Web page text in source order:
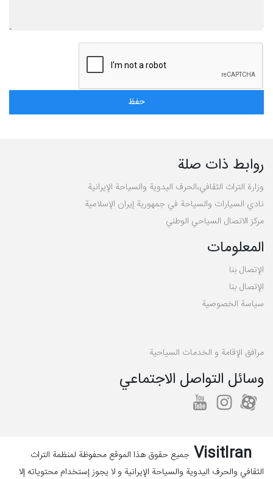
روابط ذات صلة
وزارة التراث الثقافي،الحرف اليدوية والسياحة الإيرانية
نادي السيارات والسياحة في جمهورية إيران الإسلامية
مركز الاتصال السياحي الوطني
المعلومات
الإتصال بنا
الإتصال بنا
سیاسة الخصوصية
مرافق الإقامة و الخدمات السياحية
وسائل التواصل الاجتماعي
VisitIran جمیع حقوق هذا الموقع محفوظة لمنظمة التراث
الثقافي والحرف اليدوية والسياحة الإیرانية و لا یجوز إستخدام محتویاته إلا